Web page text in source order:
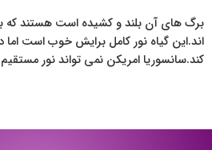
برگ های آن بلند و کشیده است هستند که
اند.این گیاه نور کامل برایش خوب است اما
کند.سانسوریا امریکن نمی تواند نور